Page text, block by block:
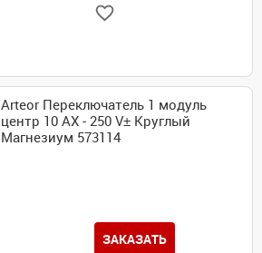
Arteor Переключатель 1 модуль
центр 10 AX - 250 V± Круглый
Магнезиум 573114
ЗАКАЗАТЬ